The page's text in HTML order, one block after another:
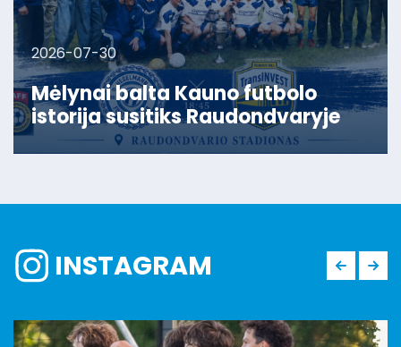
2026-07-30
Mėlynai balta Kauno futbolo
istorija susitiks Raudondvaryje
INSTAGRAM